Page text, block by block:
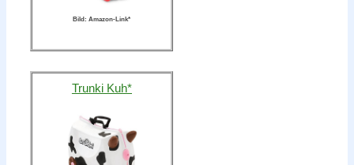
Bild: Amazon-Link*
Trunki Kuh*